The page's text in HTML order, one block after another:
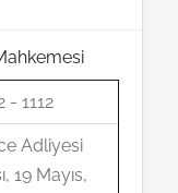
- 1112
Adliyesi
19 Mayıs,